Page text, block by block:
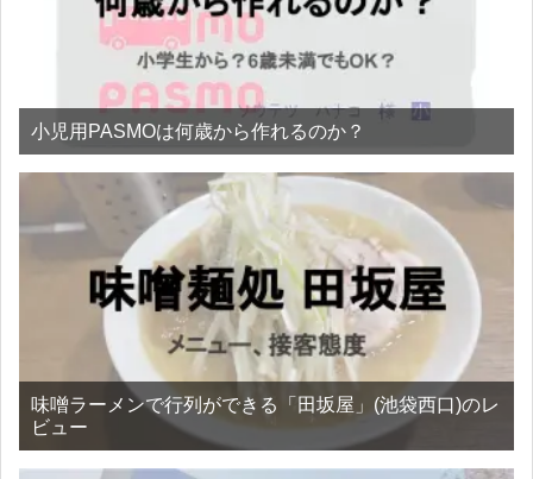
小児用PASMOは何歳から作れるのか？
味噌ラーメンで行列ができる「田坂屋」(池袋西口)のレ
ビュー